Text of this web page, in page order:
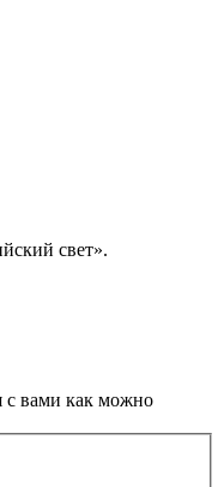
свет».
с вами как можно